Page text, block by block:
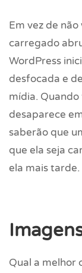
Em vez de
carregado
WordPress
desfocada e
mídia.
desaparece
saberão que
que ela seja
ela mais tarde.
Qual a melhor